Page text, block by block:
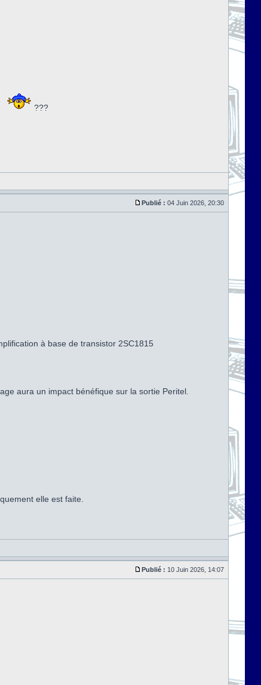
???
Publié : 04 Juin 2026, 20:30
à base de transistor 2SC1815
aura un impact bénéfique sur la sortie Peritel.
elle est faite.
Publié : 10 Juin 2026, 14:07